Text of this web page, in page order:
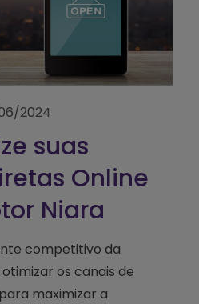
2024
suas
Online
Niara
competitivo da
os canais de
maximizar a